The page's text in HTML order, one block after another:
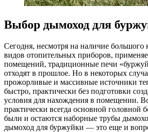
Выбор дымоход для
Сегодня, несмотря на наличие большого
видов отопительных приборов,
помещений, традиционные печи
отходят в прошлое. Но в некоторых
прожорливые и массивные источники
быстро, практически без подготовки
условия для нахождения в помещении.
практически всегда основной головной
были и остаются наборные трубы
дымоход для буржуйки — это еще и